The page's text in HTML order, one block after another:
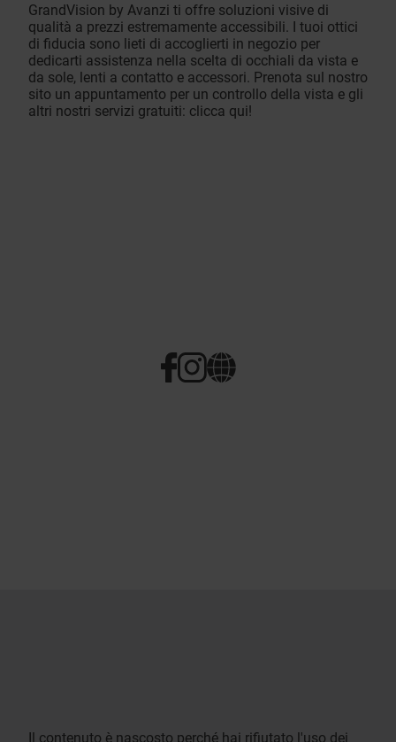
GrandVision by Avanzi ti offre soluzioni visive di
qualità a prezzi estremamente accessibili. I tuoi ottici
di fiducia sono lieti di accoglierti in negozio per
dedicarti assistenza nella scelta di occhiali da vista e
da sole, lenti a contatto e accessori. Prenota sul nostro
sito un appuntamento per un controllo della vista e gli
altri nostri servizi gratuiti: clicca qui!
Il contenuto è nascosto perché hai rifiutato l'uso dei